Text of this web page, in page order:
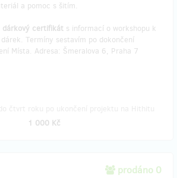
a pomoc s šitím.
dárkový certifikát s informací o workshopu k
Termíny sestavím po dokončení
Místa. Adresa: Šmeralova 6, Praha 7
1 000 Kč
prodáno 0